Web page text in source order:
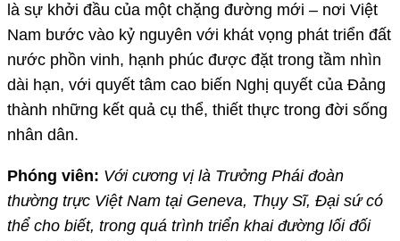
là sự khởi đầu của một chặng đường mới – nơi Việt
Nam bước vào kỷ nguyên với khát vọng phát triển đất
nước phồn vinh, hạnh phúc được đặt trong tầm nhìn
dài hạn, với quyết tâm cao biến Nghị quyết của Đảng
thành những kết quả cụ thể, thiết thực trong đời sống
nhân dân.
Phóng viên: Với cương vị là Trưởng Phái đoàn
thường trực Việt Nam tại Geneva, Thụy Sĩ, Đại sứ có
thể cho biết, trong quá trình triển khai đường lối đối